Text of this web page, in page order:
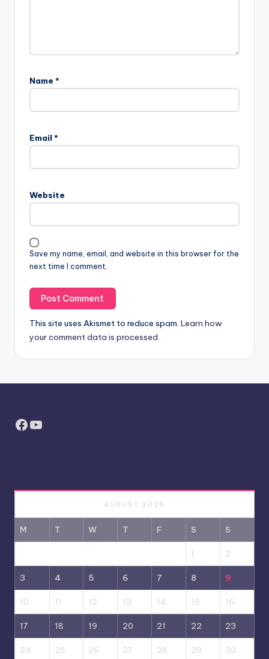
Name *
Email *
Website
Save my name, email, and website in this browser for the
next time I comment.
This site uses Akismet to reduce spam. Learn how
your comment data is processed.
Facebook
YouTube
AUGUST 2026
M T W T F S S
1 2
3 4 5 6 7 8 9
10 11 12 13 14 15 16
17 18 19 20 21 22 23
24 25 26 27 28 29 30